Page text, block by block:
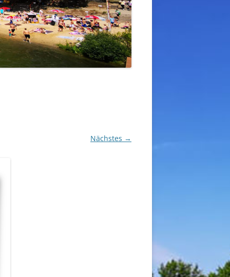
Nächstes →